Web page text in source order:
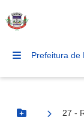
Prefeitura de
Botão Menu
27 -